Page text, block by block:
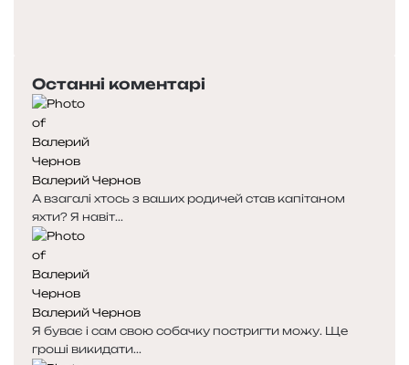
р
е
д
н
я
с
т
о
р
і
н
к
а
т
у
п
н
а
с
т
о
р
і
н
к
а
Останні коментарі
Валерий Чернов
А взагалі хтось з ваших родичей став капітаном
яхти? Я навіт...
Валерий Чернов
Я буває і сам свою собачку постригти можу. Ще
гроші викидати...